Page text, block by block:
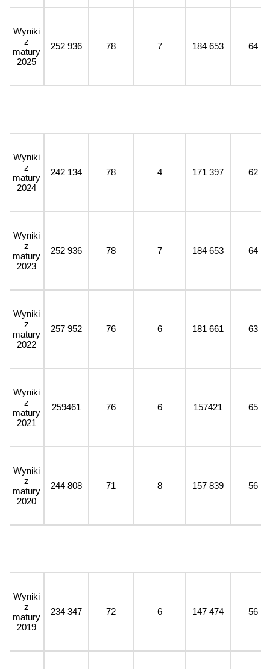
Wyniki
z
matury
2025
252 936 78 7 184 653 64
Wyniki
z
matury
2024
242 134 78 4 171 397 62
Wyniki
z
matury
2023
252 936 78 7 184 653 64
Wyniki
z
matury
2022
257 952 76 6 181 661 63
Wyniki
z
matury
2021
259461 76 6 157421 65
Wyniki
z
matury
2020
244 808 71 8 157 839 56
Wyniki
z
matury
2019
234 347 72 6 147 474 56